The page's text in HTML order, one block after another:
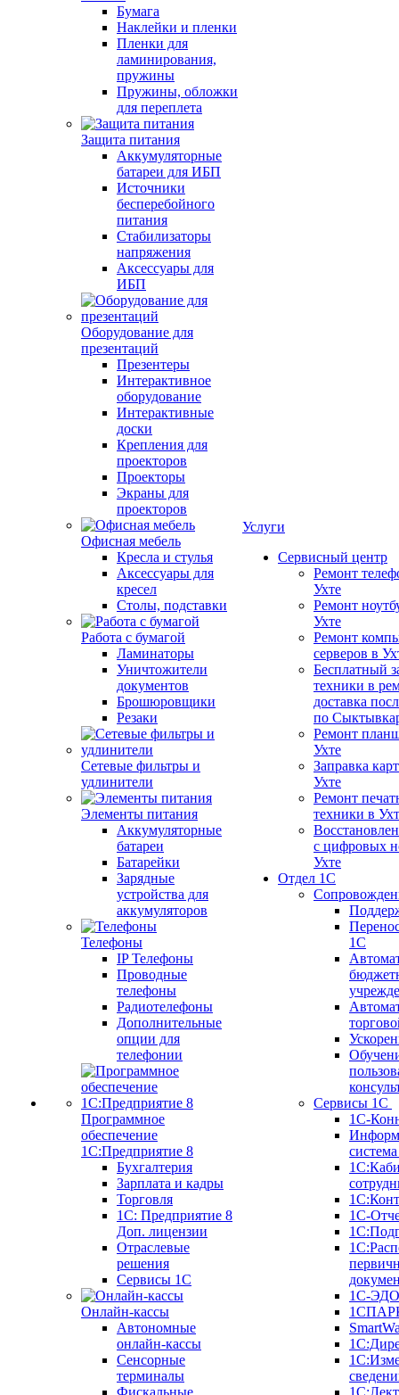
Бумага
Наклейки и пленки
Пленки для
ламинирования,
пружины
Пружины, обложки
для переплета
Защита питания
Аккумуляторные
батареи для ИБП
Источники
бесперебойного
питания
Стабилизаторы
напряжения
Аксессуары для
ИБП
Оборудование для
презентаций
Презентеры
Интерактивное
оборудование
Интерактивные
доски
Крепления для
проекторов
Проекторы
Экраны для
проекторов
Офисная мебель
Кресла и стулья
Аксессуары для
кресел
Столы, подставки
Работа с бумагой
Ламинаторы
Уничтожители
документов
Брошюровщики
Резаки
Сетевые фильтры и
удлинители
Элементы питания
Аккумуляторные
батареи
Батарейки
Зарядные
устройства для
аккумуляторов
Телефоны
IP Телефоны
Проводные
телефоны
Радиотелефоны
Дополнительные
опции для
телефонии
Программное
обеспечение
1С:Предприятие 8
Бухгалтерия
Зарплата и кадры
Торговля
1C: Предприятие 8
Доп. лицензии
Отраслевые
решения
Сервисы 1С
Онлайн-кассы
Автономные
онлайн-кассы
Сенсорные
терминалы
Фискальные
Услуги
Сервисный центр
Ремонт
Ухте
Ремонт
Ухте
Ремонт
серверов в
Бесплатный
техники в
доставка
по
Ремонт
Ухте
Заправка
Ухте
Ремонт
техники в
с цифровых
Ухте
Отдел 1С
1С
Сервисы 1С
1С-
1С-
1С-ЭДО